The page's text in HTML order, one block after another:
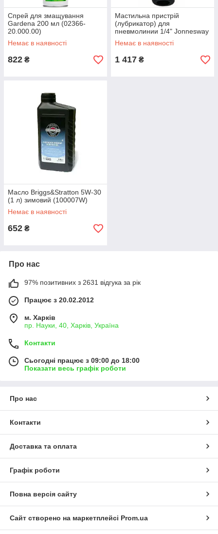
Спрей для змащування
Gardena 200 мл (02366-
20.000.00)
Немає в наявності
822 ₴
Мастильна пристрій
(лубрикатор) для
пневмолинии 1/4" Jonnesway
JAZ-6716
Немає в наявності
1 417 ₴
Масло Briggs&Stratton 5W-30
(1 л) зимовий (100007W)
Немає в наявності
652 ₴
Про нас
97% позитивних з 2631 відгука за рік
Працює з 20.02.2012
м. Харків
пр. Науки, 40, Харків, Україна
Контакти
Сьогодні працює з 09:00 до 18:00
Показати весь графік роботи
Про нас
Контакти
Доставка та оплата
Графік роботи
Повна версія сайту
Сайт створено на маркетплейсі Prom.ua